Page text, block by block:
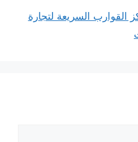
القوارب السريعة لتجارة